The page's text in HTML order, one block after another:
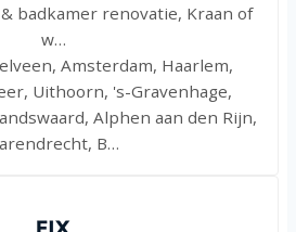
badkamer renovatie, Kraan of
w…
Amsterdam, Haarlem,
Uithoorn, 's-Gravenhage,
Alphen aan den Rijn,
B…